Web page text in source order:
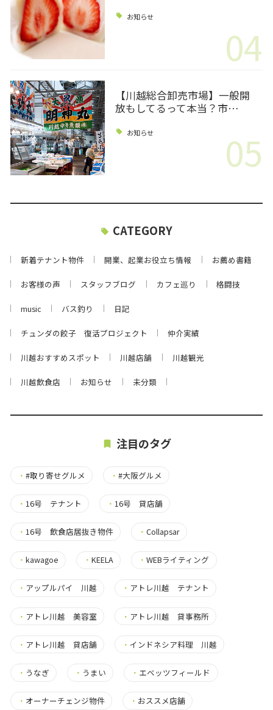
お知らせ
04
【川越総合卸売市場】一般開
放もしてるって本当？市…
お知らせ 05
CATEGORY
新着テナント物件 開業、起業お役立ち情報 お薦め書籍
お客様の声 スタッフブログ カフェ巡り 格闘技
music バス釣り 日記
チュンダの餃子 復活プロジェクト 仲介実績
川越おすすめスポット 川越店舗 川越観光
川越飲食店 お知らせ 未分類
注目のタグ
・ #取り寄せグルメ ・#大阪グルメ
・ 16号 テナント ・16号 貸店舗
・ 16号 飲食店居抜き物件 ・Collapsar
・ kawagoe ・KEELA ・WEBライティング
・ アップルパイ 川越 ・ アトレ川越 テナント
・ アトレ川越 美容室 ・ アトレ川越 貸事務所
・ アトレ川越 貸店舗 ・ インドネシア料理 川越
・ うなぎ ・ うまい ・ エベッツフィールド
・ オーナーチェンジ物件 ・ おススメ店舗